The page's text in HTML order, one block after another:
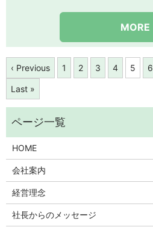
MORE
‹ Previous 1 2 3 4 5 6
Last »
HOME
会社案内
経営理念
社長からのメッセージ